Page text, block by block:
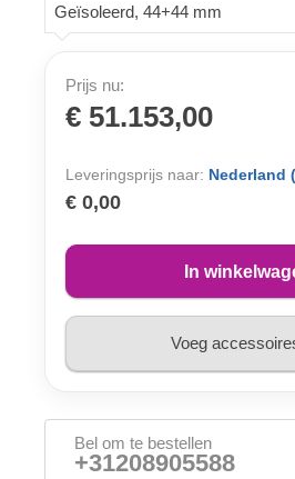
Geïsoleerd, 44+44 mm
Prijs nu:
€ 51.153,00
Leveringsprijs naar: Nederland
€ 0,00
In
Voeg
Bel om te bestellen
+31208905588